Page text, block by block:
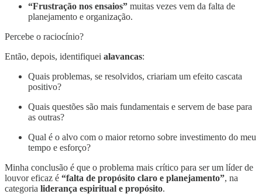
“Frustração nos ensaios” muitas vezes vem da falta de
planejamento e organização.
Percebe o raciocínio?
Então, depois, identifiquei alavancas:
Quais problemas, se resolvidos, criariam um efeito cascata
positivo?
Quais questões são mais fundamentais e servem de base para
as outras?
Qual é o alvo com o maior retorno sobre investimento do meu
tempo e esforço?
Minha conclusão é que o problema mais crítico para ser um líder de
louvor eficaz é “falta de propósito claro e planejamento”, na
categoria liderança espiritual e propósito.